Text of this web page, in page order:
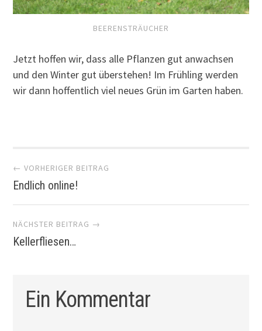
BEERENSTRÄUCHER
Jetzt hoffen wir, dass alle Pflanzen gut anwachsen
und den Winter gut überstehen! Im Frühling werden
wir dann hoffentlich viel neues Grün im Garten haben.
Artikel-
Navigation
← VORHERIGER BEITRAG
Endlich online!
NÄCHSTER BEITRAG →
Kellerfliesen…
Ein Kommentar